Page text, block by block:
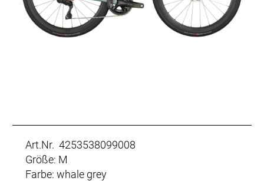
Art.Nr. 4253538099008
Größe: M
Farbe: whale grey